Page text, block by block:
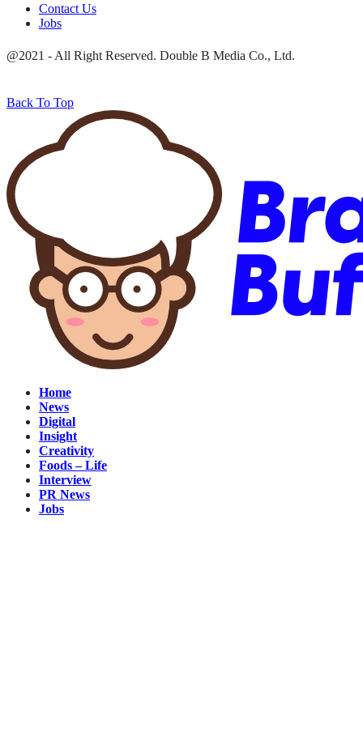
Contact Us
Jobs
@2021 - All Right Reserved. Double B Media Co., Ltd.
Back To Top
Home
News
Digital
Insight
Creativity
Foods – Life
Interview
PR News
Jobs